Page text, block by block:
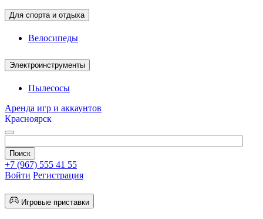
Для спорта и отдыха
Велосипеды
Электроинструменты
Пылесосы
Аренда игр и аккаунтов
Красноярск
+7 (967) 555 41 55
Войти Регистрация
Игровые приставки